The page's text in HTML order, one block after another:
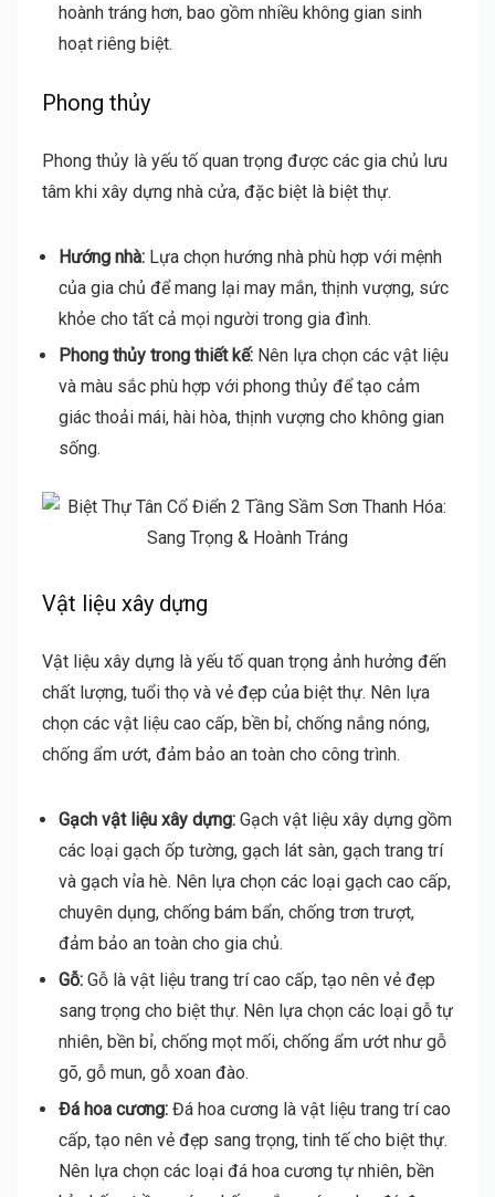
hoành tráng hơn, bao gồm nhiều không gian sinh
hoạt riêng biệt.
Phong thủy
Phong thủy là yếu tố quan trọng được các gia chủ lưu
tâm khi xây dựng nhà cửa, đặc biệt là biệt thự.
Hướng nhà:Lựa chọn hướng nhà phù hợp với mệnh
của gia chủ để mang lại may mắn, thịnh vượng, sức
khỏe cho tất cả mọi người trong gia đình.
Phong thủy trong thiết kế:Nên lựa chọn các vật liệu
và màu sắc phù hợp với phong thủy để tạo cảm
giác thoải mái, hài hòa, thịnh vượng cho không gian
sống.
Vật liệu xây dựng
Vật liệu xây dựng là yếu tố quan trọng ảnh hưởng đến
chất lượng, tuổi thọ và vẻ đẹp của biệt thự. Nên lựa
chọn các vật liệu cao cấp, bền bỉ, chống nắng nóng,
chống ẩm ướt, đảm bảo an toàn cho công trình.
Gạch vật liệu xây dựng:Gạch vật liệu xây dựng gồm
các loại gạch ốp tường, gạch lát sàn, gạch trang trí
và gạch vỉa hè. Nên lựa chọn các loại gạch cao cấp,
chuyên dụng, chống bám bẩn, chống trơn trượt,
đảm bảo an toàn cho gia chủ.
Gỗ:Gỗ là vật liệu trang trí cao cấp, tạo nên vẻ đẹp
sang trọng cho biệt thự. Nên lựa chọn các loại gỗ tự
nhiên, bền bỉ, chống mọt mối, chống ẩm ướt như gỗ
gõ, gỗ mun, gỗ xoan đào.
Đá hoa cương:Đá hoa cương là vật liệu trang trí cao
cấp, tạo nên vẻ đẹp sang trọng, tinh tế cho biệt thự.
Nên lựa chọn các loại đá hoa cương tự nhiên, bền